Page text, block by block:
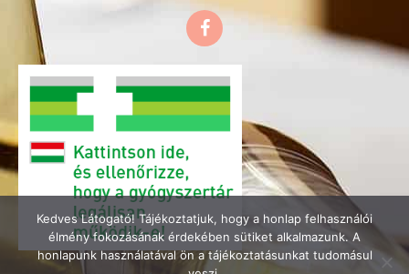
a
c
e
b
o
o
k
Kedves Látogató! Tájékoztatjuk, hogy a honlap felhasználói
élmény fokozásának érdekében sütiket alkalmazunk. A
honlapunk használatával ön a tájékoztatásunkat tudomásul